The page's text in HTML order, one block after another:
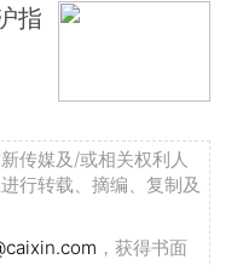
指
传媒及/或相关权利人
行转载、摘编、复制及
，获得书面